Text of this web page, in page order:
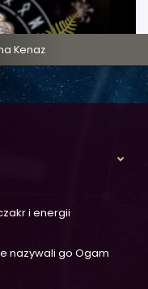
Kenaz
i energii
nazywali go Ogam